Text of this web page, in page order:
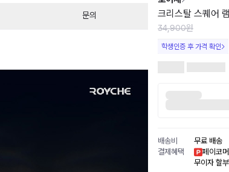
문의 크리스탈 스퀘어
34,900원
학생인증 후 가격 확인
배송비
무료 배송
결제혜택
페이코
무이자 할